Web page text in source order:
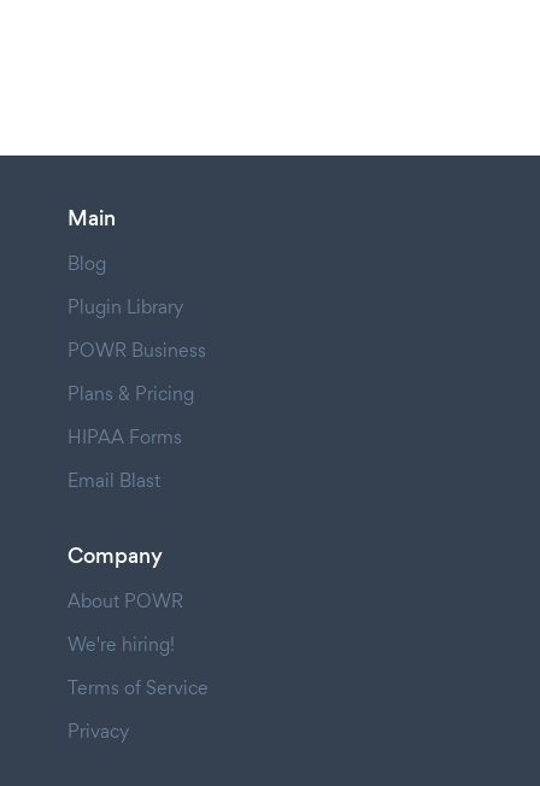
Main
Blog
Plugin Library
POWR Business
Plans & Pricing
HIPAA Forms
Email Blast
Company
About POWR
We're hiring!
Terms of Service
Privacy